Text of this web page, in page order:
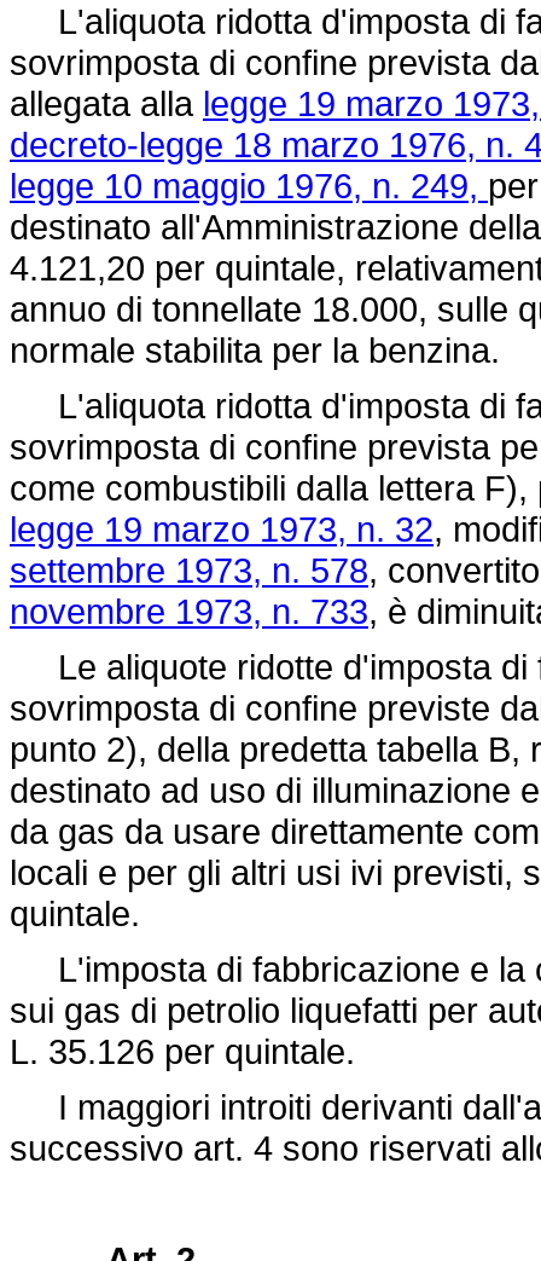
L'aliquota ridotta d'imposta di
sovrimposta di confine prevista
allegata alla legge 19 marzo
decreto-legge 18 marzo 1976, n.
legge 10 maggio 1976, n. 249,
destinato all'Amministrazione
4.121,20 per quintale,
annuo di tonnellate 18.000, sulle
normale stabilita per la benzina.
L'aliquota ridotta d'imposta di
sovrimposta di confine prevista
come combustibili dalla lettera
legge 19 marzo 1973, n. 32,
settembre 1973, n. 578,
novembre 1973, n. 733, è
Le aliquote ridotte d'imposta di
sovrimposta di confine previste
punto 2), della predetta tabella
destinato ad uso di illuminazione
da gas da usare direttamente
locali e per gli altri usi ivi previsti,
quintale.
L'imposta di fabbricazione e la
sui gas di petrolio liquefatti per
L. 35.126 per quintale.
I maggiori introiti derivanti
successivo art. 4 sono riservati